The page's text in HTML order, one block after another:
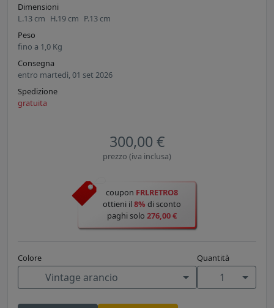
Dimensioni
L.13 cm H.19 cm P.13 cm
Peso
fino a 1,0 Kg
Consegna
entro martedì, 01 set 2026
Spedizione
gratuita
300,00 €
prezzo (iva inclusa)
coupon FRLRETRO8
ottieni il8% di sconto
paghi solo 276,00 €
Colore
Vintage arancio
Quantità
1